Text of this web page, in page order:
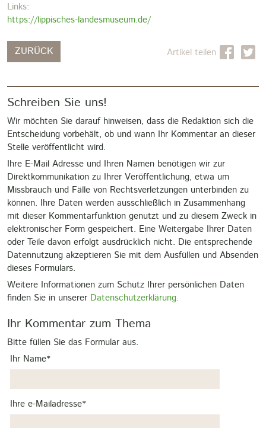
Links:
https://lippisches-landesmuseum.de/
ZURÜCK Artikel teilen
Schreiben Sie uns!
Wir möchten Sie darauf hinweisen, dass die Redaktion sich die
Entscheidung vorbehält, ob und wann Ihr Kommentar an dieser
Stelle veröffentlicht wird.
Ihre E-Mail Adresse und Ihren Namen benötigen wir zur
Direktkommunikation zu Ihrer Veröffentlichung, etwa um
Missbrauch und Fälle von Rechtsverletzungen unterbinden zu
können. Ihre Daten werden ausschließlich in Zusammenhang
mit dieser Kommentarfunktion genutzt und zu diesem Zweck in
elektronischer Form gespeichert. Eine Weitergabe Ihrer Daten
oder Teile davon erfolgt ausdrücklich nicht. Die entsprechende
Datennutzung akzeptieren Sie mit dem Ausfüllen und Absenden
dieses Formulars.
Weitere Informationen zum Schutz Ihrer persönlichen Daten
finden Sie in unserer Datenschutzerklärung.
Ihr Kommentar zum Thema
Bitte füllen Sie das Formular aus.
Pflichtfeld
Ihr Name*
Pflichtfeld
Ihre e-Mailadresse*